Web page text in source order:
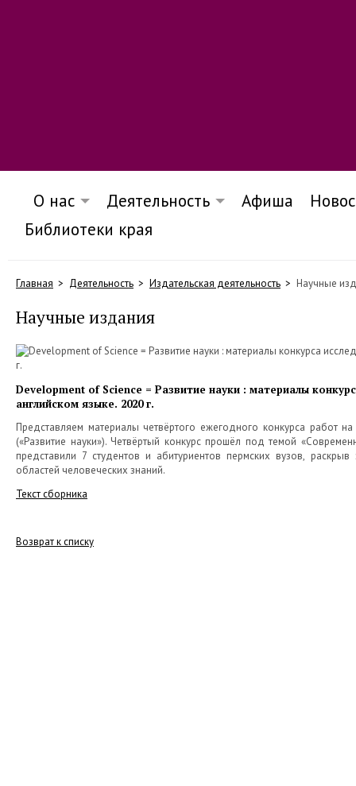
О нас Деятельность Афиша
Библиотеки края
Главная Деятельность Издательская деятельность Научные
Научные издания
Development of Science = Развитие науки : материалы
английском языке. 2020 г.
Представляем материалы четвёртого ежегодного конкурса работ
(«Развитие науки»). Четвёртый конкурс прошёл под темой
представили 7 студентов и абитуриентов пермских вузов,
областей человеческих знаний.
Текст сборника
Возврат к списку